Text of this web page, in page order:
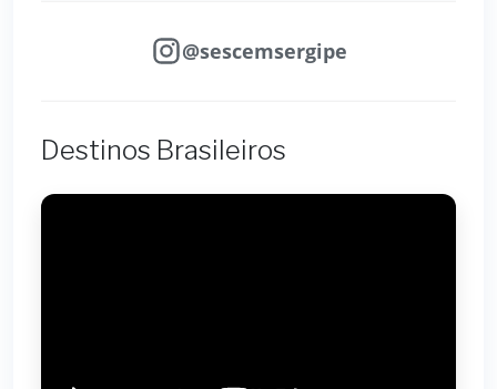
@sescemsergipe
Destinos Brasileiros